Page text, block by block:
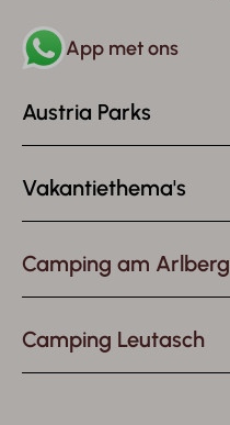
App met ons
Austria Parks
Vakantiethema's
Camping am Arlberg
Camping Leutasch